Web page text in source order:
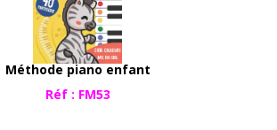
Méthode piano enfant
​​​​​​Réf : FM53